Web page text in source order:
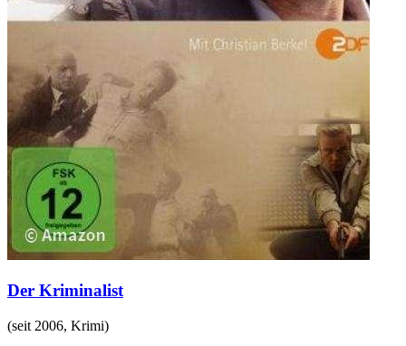
Der Kriminalist
(seit 2006, Krimi)